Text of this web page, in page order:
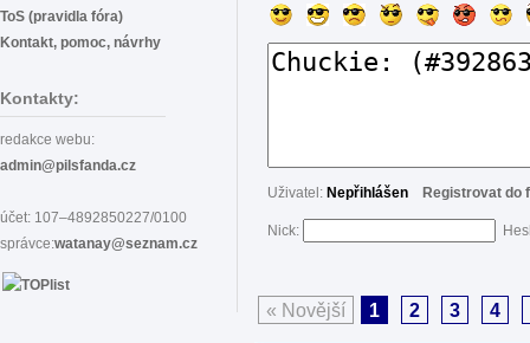
ToS (pravidla fóra)
Kontakt, pomoc, návrhy
Kontakty:
redakce webu:
admin@pilsfanda.cz
účet: 107–4892850227/0100
správce:watanay@seznam.cz
Uživatel: Nepřihlášen Registrovat do
Nick:
« Novější 1 2 3 4